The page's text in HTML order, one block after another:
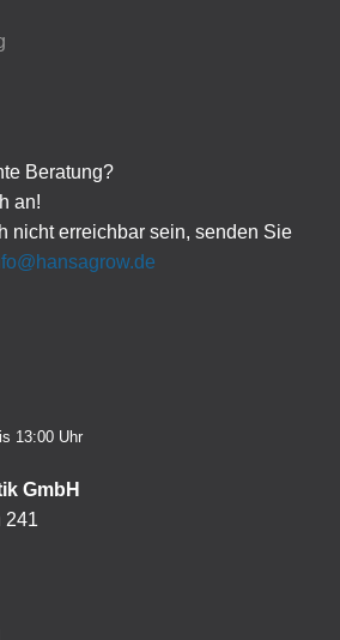
Beratung?
an!
nicht erreichbar sein, senden Sie
13:00 Uhr
GmbH
241